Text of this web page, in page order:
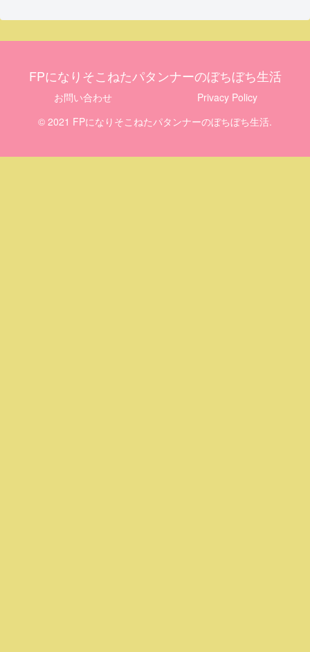
FPになりそこねたパタンナーのぼちぼち生活
お問い合わせ
Privacy Policy
© 2021 FPになりそこねたパタンナーのぼちぼち生活.